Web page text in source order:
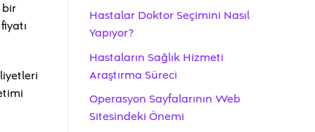
bir
Hastalar Doktor Seçimini Nasıl
Yapıyor?
Hastaların Sağlık Hizmeti
Araştırma Süreci
Operasyon Sayfalarının Web
Sitesindeki Önemi